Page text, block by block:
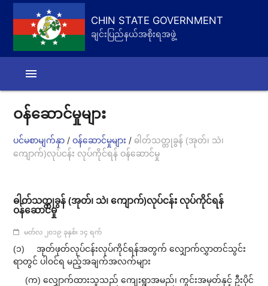
CHIN STATE GOVERNMENT
ချင်းပြည်နယ်အစိုးရအဖွဲ့
menu
ဝန်ဆောင်မှုများ
ပင်မစာမျက်နှာ / ဝန်ဆောင်မှုများ / ဓါတ်သတ္တုခွန် (အုတ်၊ သဲ၊
ကျောက်)လုပ်ငန်း လုပ်ကိုင်ရန် ဝန်ဆောင်မှု
ဓါတ်သတ္တုခွန် (အုတ်၊ သဲ၊ ကျောက်)လုပ်ငန်း လုပ်ကိုင်ရန်
ဝန်ဆောင်မှု
မတ်လ ၂၀၁၉ ခုနှစ်၊ ၁၄ ရက်
(၁) အုတ်ဖုတ်လုပ်ငန်းလုပ်ကိုင်ရန်အတွက် လျှောက်လွှာတင်သွင်း
ရာတွင် ပါ၀င်ရ မည့်အချက်အလက်များ
(က) လျှောက်ထားသူသည် ကျေးရွာအမည်၊ ကွင်းအမှတ်နှင့် ဦးပိုင်